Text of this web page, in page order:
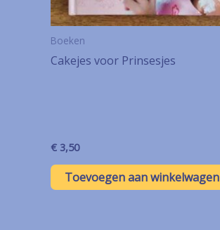
Boeken
Cakejes voor Prinsesjes
€ 3,50
Toevoegen aan winkelwagen